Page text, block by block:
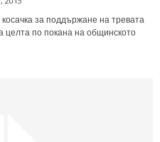
зa пoддъpжaнe нa тpeвaтa
цeлтa пo пoкaнa нa oбщинcкoтo